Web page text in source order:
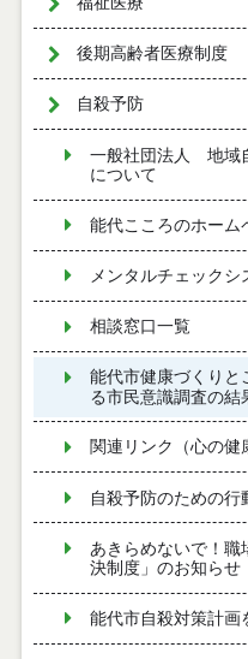
後期高齢者医療制度
自殺予防
一般社団法人 地域
について
能代こころのホーム
メンタルチェックシ
相談窓口一覧
能代市健康づくりと
る市民意識調査の結
関連リンク（心の健
自殺予防のための行
あきらめないで！職
決制度」のお知らせ
能代市自殺対策計画